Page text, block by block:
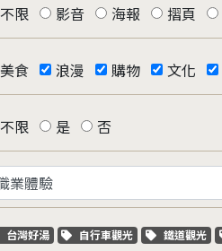
不限 影音 海報 摺頁
美食 浪漫 購物 文化
不限 是 否
關鍵字標籤
台灣好湯 關鍵字標籤
自行車觀光 關鍵字標籤
鐵道觀光